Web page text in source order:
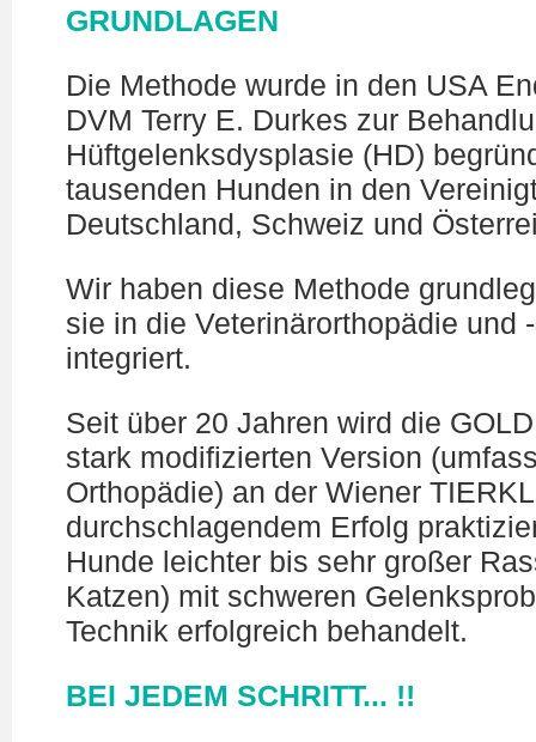
GRUNDLAGEN
Die Methode wurde in den USA
DVM Terry E. Durkes zur
Hüftgelenksdysplasie (HD)
tausenden Hunden in den
Deutschland, Schweiz und
Wir haben diese Methode
sie in die Veterinärorthopädie und
integriert.
Seit über 20 Jahren wird die
stark modifizierten Version
Orthopädie) an der Wiener
durchschlagendem Erfolg
Hunde leichter bis sehr großer
Katzen) mit schweren
Technik erfolgreich behandelt.
BEI JEDEM SCHRITT... !!